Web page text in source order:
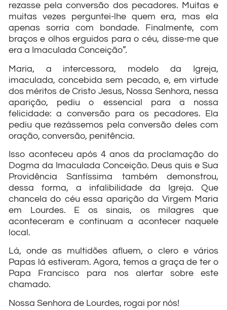
rezasse pela conversão dos pecadores. Muitas e
muitas vezes perguntei-lhe quem era, mas ela
apenas sorria com bondade. Finalmente, com
braços e olhos erguidos para o céu, disse-me que
era a Imaculada Conceição”.
Maria, a intercessora, modelo da Igreja,
imaculada, concebida sem pecado, e, em virtude
dos méritos de Cristo Jesus, Nossa Senhora, nessa
aparição, pediu o essencial para a nossa
felicidade: a conversão para os pecadores. Ela
pediu que rezássemos pela conversão deles com
oração, conversão, penitência.
Isso aconteceu após 4 anos da proclamação do
Dogma da Imaculada Conceição. Deus quis e Sua
Providência Santíssima também demonstrou,
dessa forma, a infalibilidade da Igreja. Que
chancela do céu essa aparição da Virgem Maria
em Lourdes. E os sinais, os milagres que
aconteceram e continuam a acontecer naquele
local.
Lá, onde as multidões afluem, o clero e vários
Papas lá estiveram. Agora, temos a graça de ter o
Papa Francisco para nos alertar sobre este
chamado.
Nossa Senhora de Lourdes, rogai por nós!